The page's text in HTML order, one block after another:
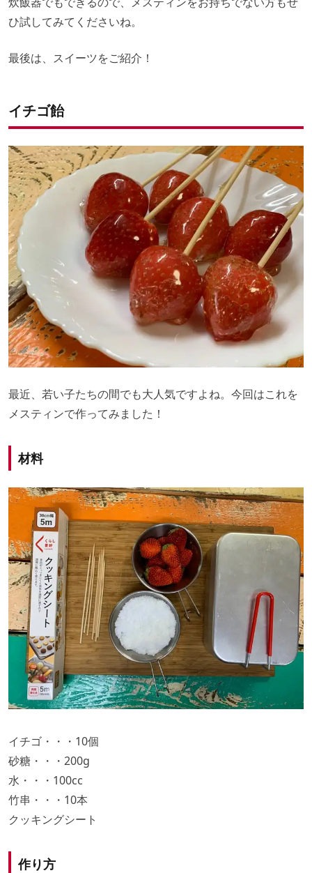
ひ試してみてくださいね。
最後は、スイーツをご紹介！
イチゴ飴
最近、若い子たちの間でも大人気ですよね。今回はこれを
メスティンで作ってみました！
材料
イチゴ・・・10個
砂糖・・・200g
水・・・100cc
竹串・・・10本
クッキングシート
作り方